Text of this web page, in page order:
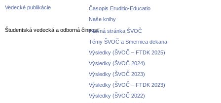
Vedecké publikácie
Časopis Eruditio-Educatio
Naše knihy
Študentská vedecká a odborná činnosťHlavná stránka ŠVOČ
Témy ŠVOČ a Smernica dekana
Výsledky (ŠVOČ – FTDK 2025)
Výsledky (ŠVOČ 2024)
Výsledky (ŠVOČ 2023)
Výsledky (ŠVOČ – FTDK 2023)
Výsledky (ŠVOČ 2022)